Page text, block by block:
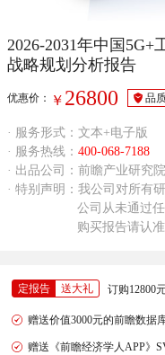
2026-2031年中国
战略规划分析报告
优惠价： ￥ 26800 品
· 服务形式：文本+电子版
· 服务热线： 400-068-7188
· 出品公司：前瞻产业研
· 特别声明：我公司对所有
公司从未通过任何第
购买报告请认准
定报告 送大礼 订购12800
赠送价值3000元的前瞻数据
赠送《前瞻经济学人APP》